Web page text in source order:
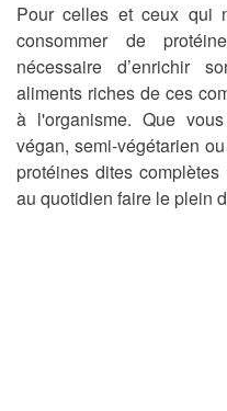
Pour celles et ceux qui
consommer de
nécessaire d’enrichir
aliments riches de ces
à l'organisme. Que
végan, semi-végétarien
protéines dites complètes
au quotidien faire le plein